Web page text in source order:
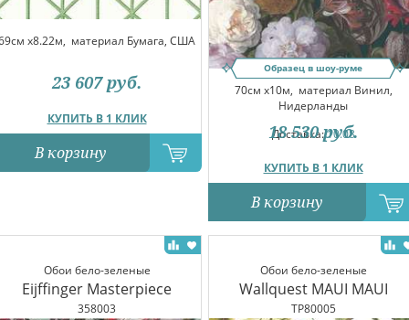
x8.22м, материал Бумага, США
КУПИТЬ В 1 КЛИК
23 607 руб.
В корзину
Образец в шоу-руме
70см x10м, материал Винил,
Нидерланды
Доставка:10.08
КУПИТЬ В 1 КЛИК
18 530 руб.
В корзину
Обои бело-зеленые
Eijffinger Masterpiece
358003
Обои бело-зеленые
Wallquest MAUI MAUI
TP80005